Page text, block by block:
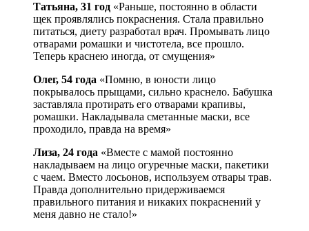
Татьяна, 31 год «Раньше, постоянно в области
щек проявлялись покраснения. Стала правильно
питаться, диету разработал врач. Промывать лицо
отварами ромашки и чистотела, все прошло.
Теперь краснею иногда, от смущения»
Олег, 54 года «Помню, в юности лицо
покрывалось прыщами, сильно краснело. Бабушка
заставляла протирать его отварами крапивы,
ромашки. Накладывала сметанные маски, все
проходило, правда на время»
Лиза, 24 года «Вместе с мамой постоянно
накладываем на лицо огуречные маски, пакетики
с чаем. Вместо лосьонов, используем отвары трав.
Правда дополнительно придерживаемся
правильного питания и никаких покраснений у
меня давно не стало!»